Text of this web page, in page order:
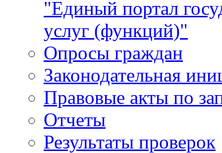
"Единый портал
услуг (функций)"
Опросы граждан
Законодательная
Правовые акты по
Отчеты
Результаты проверок